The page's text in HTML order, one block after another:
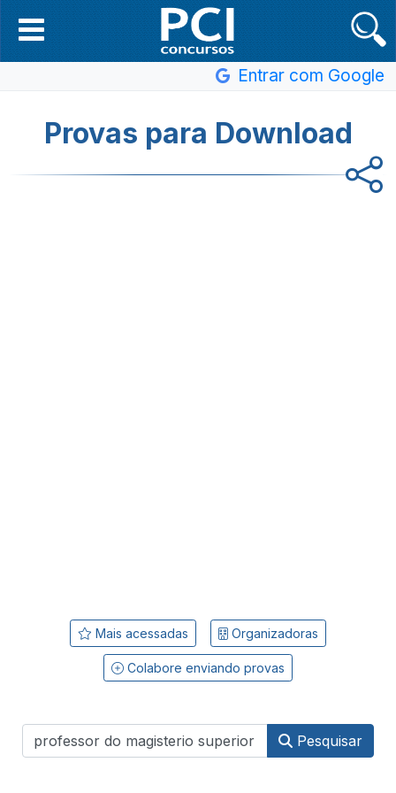
Entrar com Google
Provas para Download
Mais acessadas Organizadoras
Colabore enviando provas
Pesquisar